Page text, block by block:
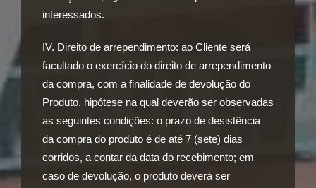
interessados.
IV. Direito de arrependimento: ao Cliente será
facultado o exercício do direito de arrependimento
da compra, com a finalidade de devolução do
Produto, hipótese na qual deverão ser observadas
as seguintes condições: o prazo de desistência
da compra do produto é de até 7 (sete) dias
corridos, a contar da data do recebimento; em
caso de devolução, o produto deverá ser